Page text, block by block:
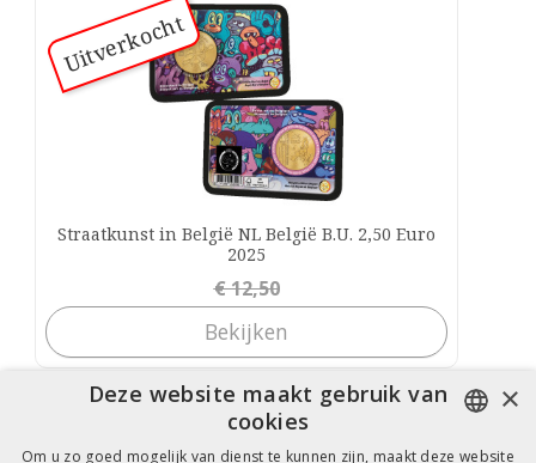
Uitverkocht
Straatkunst in België NL België B.U. 2,50 Euro
2025
Prijs
€ 12,50
Bekijken
×
Deze website maakt gebruik van
cookies
Om u zo goed mogelijk van dienst te kunnen zijn, maakt deze website